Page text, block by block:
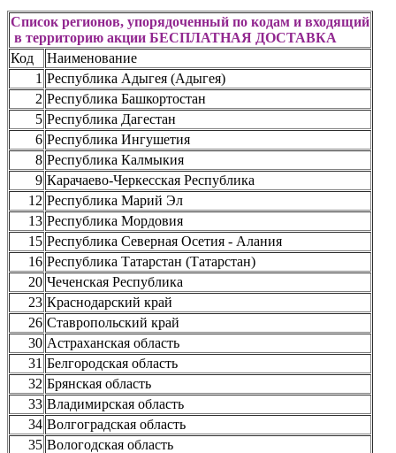
Список регионов, упорядоченный по кодам и входящий
в территорию акции БЕСПЛАТНАЯ ДОСТАВКА
Код
Наименование
1 Республика Адыгея (Адыгея)
2 Республика Башкортостан
5 Республика Дагестан
6 Республика Ингушетия
8 Республика Калмыкия
9 Карачаево-Черкесская Республика
12 Республика Марий Эл
13 Республика Мордовия
15 Республика Северная Осетия - Алания
16 Республика Татарстан (Татарстан)
20 Чеченская Республика
23 Краснодарский край
26 Ставропольский край
30 Астраханская область
31 Белгородская область
32 Брянская область
33 Владимирская область
34 Волгоградская область
35 Вологодская область